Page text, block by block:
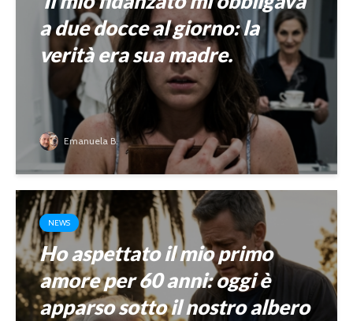
a due docce al giorno: la
verità era sua madre.
Emanuela B.
NEWS
Ho aspettato il mio primo
amore per 60 anni: oggi è
apparso sotto il nostro albero